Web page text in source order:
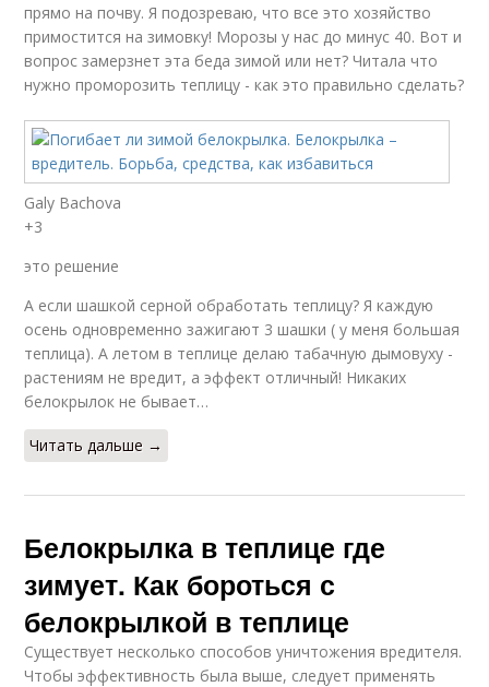
прямо на почву. Я подозреваю, что все это хозяйство
примостится на зимовку! Морозы у нас до минус 40. Вот и
вопрос замерзнет эта беда зимой или нет? Читала что
нужно проморозить теплицу - как это правильно сделать?
Galy Bachova
+3
это решение
А если шашкой серной обработать теплицу? Я каждую
осень одновременно зажигают 3 шашки ( у меня большая
теплица). А летом в теплице делаю табачную дымовуху -
растениям не вредит, а эффект отличный! Никаких
белокрылок не бывает…
Читать дальше →
Белокрылка в теплице где
зимует. Как бороться с
белокрылкой в теплице
Существует несколько способов уничтожения вредителя.
Чтобы эффективность была выше, следует применять